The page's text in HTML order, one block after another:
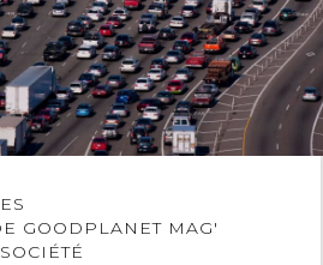
GOODPLANET MAG'
SOCIÉTÉ